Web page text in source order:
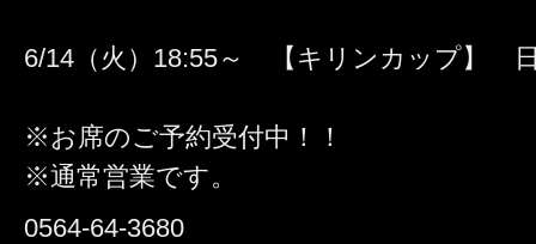
6/14（火）18:55～ 【キリンカップ】
※お席のご予約受付中！！
※通常営業です。
0564-64-3680